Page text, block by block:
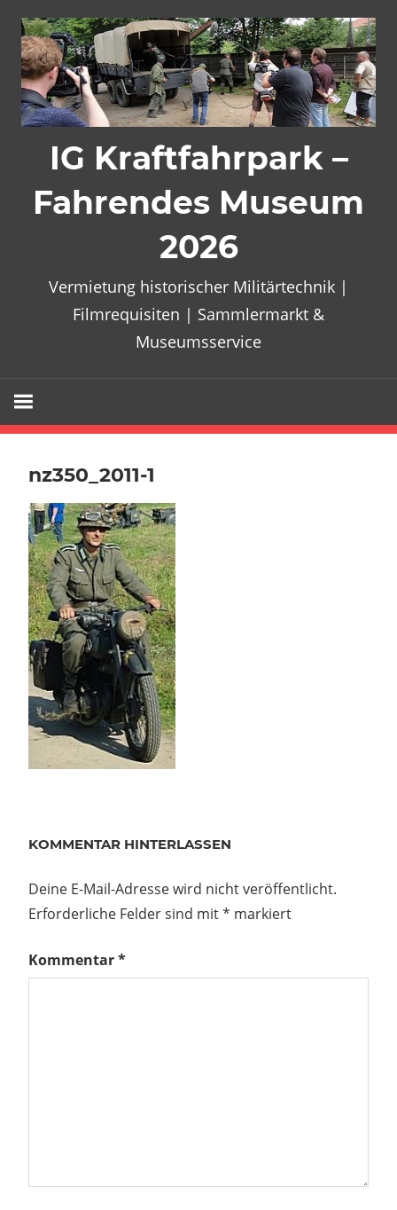
Inhalt
springen
IG Kraftfahrpark –
Fahrendes Museum
2026
Vermietung historischer Militärtechnik |
Filmrequisiten | Sammlermarkt &
Museumsservice
nz350_2011-1
KOMMENTAR HINTERLASSEN
Deine E-Mail-Adresse wird nicht veröffentlicht.
Erforderliche Felder sind mit* markiert
Kommentar*